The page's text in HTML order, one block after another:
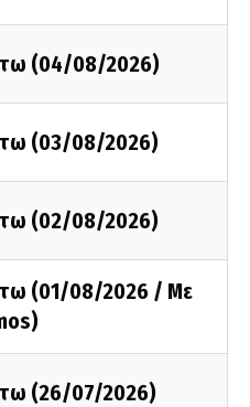
(04/08/2026)
(03/08/2026)
(02/08/2026)
(01/08/2026 / Με
(26/07/2026)